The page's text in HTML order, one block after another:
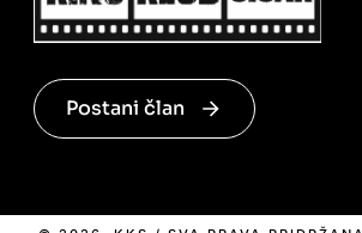
Postani član